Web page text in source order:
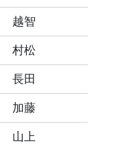
越智
村松
長田
加藤
山上